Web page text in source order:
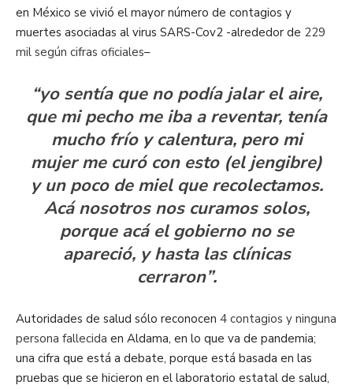
en México se vivió el mayor número de contagios y
muertes asociadas al virus SARS-Cov2 -alrededor de 229
mil según cifras oficiales–
“yo sentía que no podía jalar el aire,
que mi pecho me iba a reventar, tenía
mucho frío y calentura, pero mi
mujer me curó con esto (el jengibre)
y un poco de miel que recolectamos.
Acá nosotros nos curamos solos,
porque acá el gobierno no se
apareció, y hasta las clínicas
cerraron”.
Autoridades de salud sólo reconocen 4 contagios y ninguna
persona fallecida en Aldama, en lo que va de pandemia;
una cifra que está a debate, porque está basada en las
pruebas que se hicieron en el laboratorio estatal de salud,